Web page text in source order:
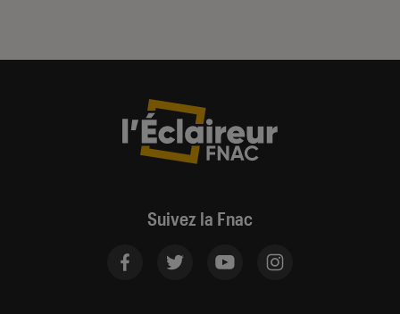
Suivez la Fnac